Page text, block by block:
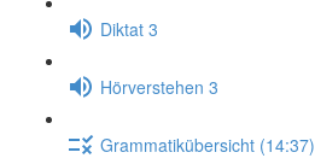
Diktat 3
Hörverstehen 3
Grammatikübersicht (14:37)